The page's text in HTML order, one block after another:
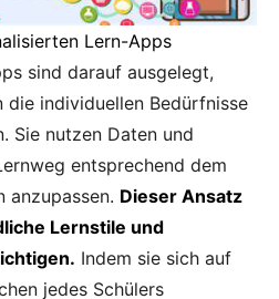
Lern-Apps
sind darauf ausgelegt,
die individuellen Bedürfnisse
Sie nutzen Daten und
entsprechend dem
anzupassen. Dieser Ansatz
Lernstile und
Indem sie sich auf
jedes Schülers